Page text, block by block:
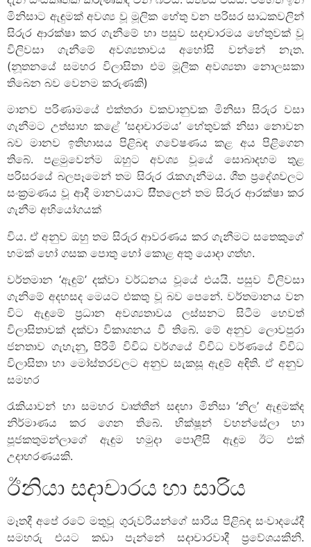
මිනිසාට ඇඳුමක් අවශ්‍ය වූ මූලික හේතු වන පරිසර සාධකවලින්
සිරුර ආරක්ෂා කර ගැනීමේ හා පසුව සදාචාරමය හේතුවක් වූ
විලිවසා ගැනීමේ අවශ්‍යතාවය අහෝසි වන්නේ නැත.
(නූතනයේ සමහර විලාසිතා එම මූලික අවශ්‍යතා නොලසකා
තිබෙන බව වෙනම කරුණකි)
මානව පරිණාමයේ එක්තරා වකවානුවක මිනිසා සිරුර වසා
ගැනීමට උත්සාහ කළේ ‘සදාචාරමය’ හේතුවක් නිසා නොවන
බව මානව ඉතිහාසය පිළිබඳ ගවේෂණය කළ අය පිළිගෙන
තිබේ. පළමුවෙන්ම ඔහුට අවශ්‍ය වූයේ සොබාදහම තුළ
පරිසරයේ බලපෑමෙන් තම සිරුර රැකගැනීමය. ශීත ප්‍රදේශවලට
සංක්‍රමණය වූ ආදී මානවයාට සිීතලෙන් තම සිරුර ආරක්ෂා කර
ගැනීම අභියෝගයක්
විය. ඒ අනුව ඔහු තම සිරුර ආවරණය කර ගැනීමට සතෙකුගේ
හමක් හෝ ගසක පොතු හෝ කොළ අතු යොදා ගත්හ.
වර්තමාන ‘ඇඳුම්’ දක්වා වර්ධනය වූයේ එයයි. පසුව විලිවසා
ගැනිමේ අදහසද මෙයට එකතු වූ බව පෙනේ. වර්තමානය වන
විට ඇඳුමේ ප්‍රධාන අවශ්‍යතාවය ලස්සනට සිටීම හෙවත්
විලාසිතාවක් දක්වා විකාශනය වී තිබේ. මේ අනුව ලොවපුරා
ජනතාව ගැහැනු, පිරිමි විවිධ වර්ගයේ විවිධ වර්ණයේ විවිධ
විලාසිතා හා මෝස්තරවලට අනුව සැකසූ ඇඳුම් අඳිති. ඒ අනුව
සමහර
රැකියාවන් හා සමහර වෘත්තීන් සඳහා මිනිසා ‘නිල’ ඇඳුමක්ද
නිර්මාණය කර ගෙන තිබේ. භික්ෂූන් වහන්සේලා හා
පූජකතුමන්ලාගේ ඇඳුම හමුදා පොලීසි ඇඳුම ඊට එක්
උදාහරණයකි.
ඊනියා සදාචාරය හා සාරිය
මෑතදී අපේ රටේ මතුවූ ගුරුවරියන්ගේ සාරිය පිළිබඳ සංවාදයේදී
සමහරු එයට කඩා පැන්නේ සදාචාරවාදී ප්‍රවේශයකිනි.